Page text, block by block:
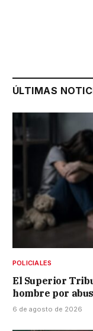
ÚLTIMAS
POLICIALES
El Superior
hombre por
6 de agosto de 2026